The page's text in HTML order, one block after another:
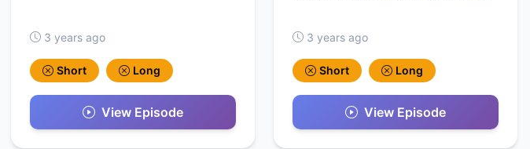
3 years ago
Short Long
View Episode
3 years ago
Short Long
View Episode